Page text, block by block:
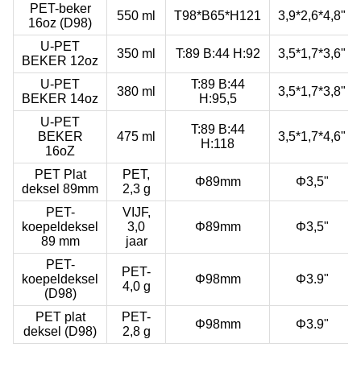
PET-beker
16oz (D98)
550 ml T98*B65*H121 3,9*2,6*4,8"
U-PET
BEKER 12oz
350 ml T:89 B:44 H:92 3,5*1,7*3,6"
U-PET
BEKER 14oz
380 ml
T:89 B:44
H:95,5
3,5*1,7*3,8"
U-PET
BEKER
16oZ
475 ml
T:89 B:44
H:118
3,5*1,7*4,6"
PET Plat
deksel 89mm
PET,
2,3 g
Φ89mm Φ3,5"
PET-
koepeldeksel
89 mm
VIJF,
3,0
jaar
Φ89mm Φ3,5"
PET-
koepeldeksel
(D98)
PET-
4,0 g
Φ98mm Φ3.9"
PET plat
deksel (D98)
PET-
2,8 g
Φ98mm Φ3.9"